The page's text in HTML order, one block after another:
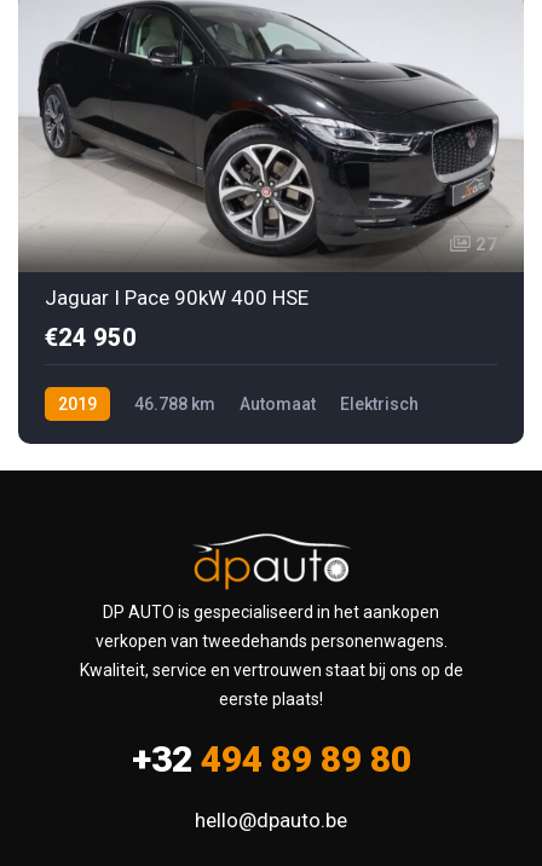
27
Jaguar I Pace 90kW 400 HSE
€24 950
2019 46.788 km Automaat Elektrisch
DP AUTO is gespecialiseerd in het aankopen
verkopen van tweedehands personenwagens.
Kwaliteit, service en vertrouwen staat bij ons op de
eerste plaats!
+32 494 89 89 80
hello@dpauto.be